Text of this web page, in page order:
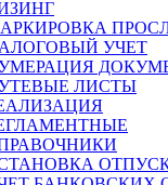
УЧЕТ
ЛИСТЫ